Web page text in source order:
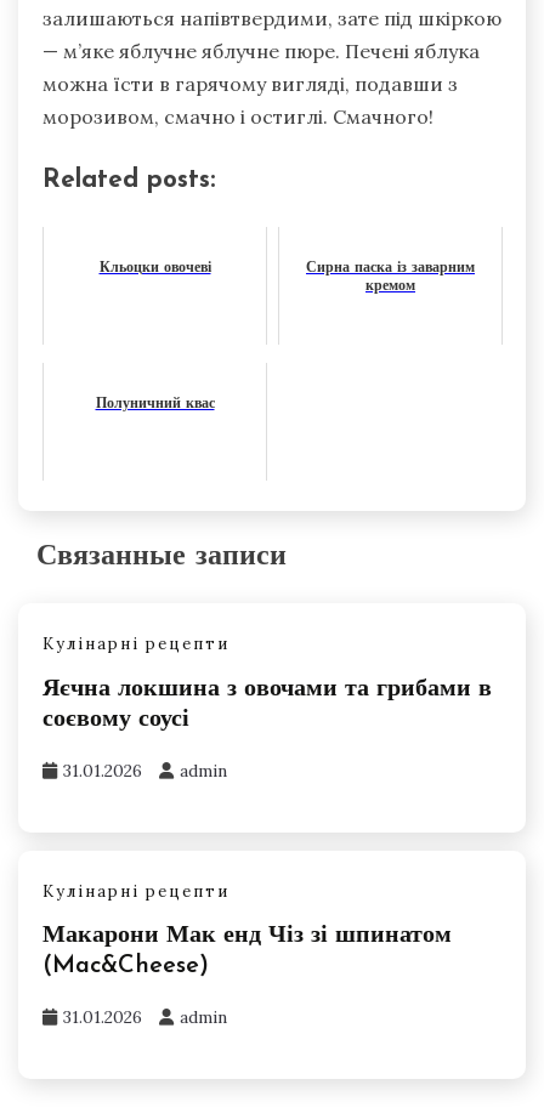
залишаються напівтвердими, зате під шкіркою
— м’яке яблучне яблучне пюре. Печені яблука
можна їсти в гарячому вигляді, подавши з
морозивом, смачно і остиглі. Смачного!
Related posts:
Кльоцки овочеві
Сирна паска із заварним
кремом
Полуничний квас
Связанные записи
Кулінарні рецепти
Яєчна локшина з овочами та грибами в
соєвому соусі
31.01.2026 admin
Кулінарні рецепти
Макарони Мак енд Чіз зі шпинатом
(Mac&Cheese)
31.01.2026 admin